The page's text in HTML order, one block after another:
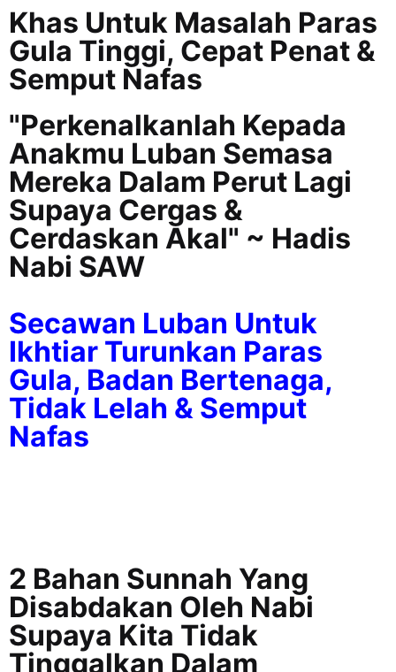
Khas Untuk Masalah Paras
Gula Tinggi, Cepat Penat &
Semput Nafas
"Perkenalkanlah Kepada
Anakmu Luban Semasa
Mereka Dalam Perut Lagi
Supaya Cergas &
Cerdaskan Akal" ~ Hadis
Nabi SAW
Secawan Luban Untuk
Ikhtiar Turunkan Paras
Gula, Badan Bertenaga,
Tidak Lelah & Semput
Nafas
2 Bahan Sunnah Yang
Disabdakan Oleh Nabi
Supaya Kita Tidak
Tinggalkan Dalam